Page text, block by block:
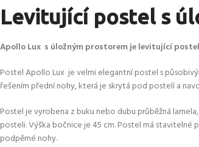
Levitující postel s
Apollo Lux s úložným prostorem je levitující
Postel Apollo Lux je velmi elegantní postel s
řešením přední nohy, která je skrytá pod postelí a
Postel je vyrobena z buku nebo dubu průběžná
posteli. Výška bočnice je 45 cm. Postel má stavitelné
podpěrné nohy.